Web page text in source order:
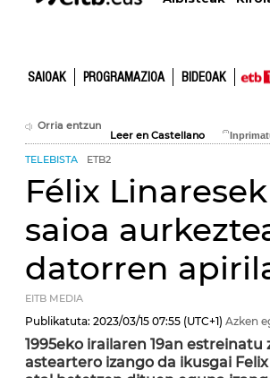
SAIOAK PROGRAMAZIOA BIDEOAK
Orria entzun
Leer en Castellano
TELEBISTA ETB2
Félix
saioa
datorren
EITB MEDIA
Publikatuta: 2023/03/15 07:55 (UTC+1) Azken
1995eko irailaren 19an
asteartero izango da ikusgai